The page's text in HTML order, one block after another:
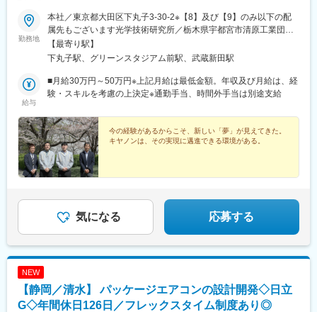
勤務地
本社／東京都大田区下丸子3-30-2※【8】及び【9】のみ以下の配
属先もございます光学技術研究所／栃木県宇都宮市清原工業団地
23-10★受動喫煙対策：敷地内全面禁煙
【最寄り駅】
下丸子駅、グリーンスタジアム前駅、武蔵新田駅
給与
■月給30万円～50万円※上記月給は最低金額。年収及び月給は、経
験・スキルを考慮の上決定※通勤手当、時間外手当は別途支給
今の経験があるからこそ、新しい「夢」が見えてきた。
キヤノンは、その実現に邁進できる環境がある。
気になる 応募する
NEW
【静岡／清水】 パッケージエアコンの設計開発◇日立
G◇年間休日126日／フレックスタイム制度あり◎